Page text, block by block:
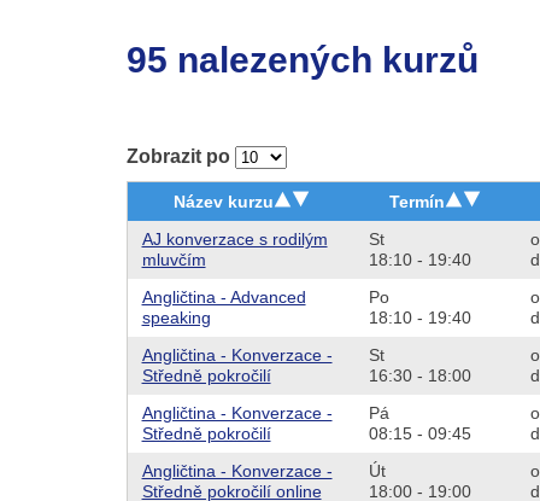
95 nalezených kurzů
Zobrazit po
Název kurzu
Termín
AJ konverzace s rodilým
mluvčím
St
18:10 - 19:40
Angličtina - Advanced
speaking
Po
18:10 - 19:40
Angličtina - Konverzace -
Středně pokročilí
St
16:30 - 18:00
Angličtina - Konverzace -
Středně pokročilí
Pá
08:15 - 09:45
Angličtina - Konverzace -
Středně pokročilí online
Út
18:00 - 19:00